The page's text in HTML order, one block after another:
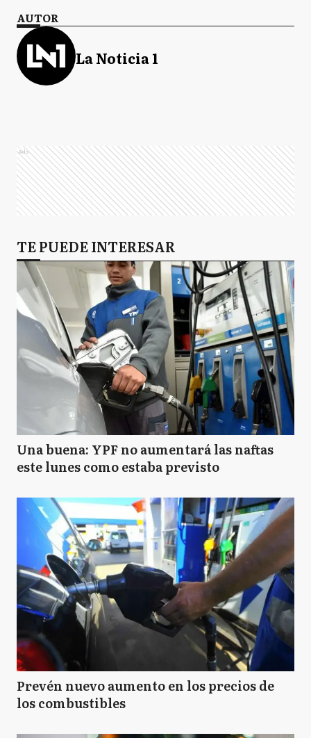
AUTOR
La Noticia 1
Ads
TE PUEDE INTERESAR
Una buena: YPF no aumentará las naftas
este lunes como estaba previsto
Prevén nuevo aumento en los precios de
los combustibles